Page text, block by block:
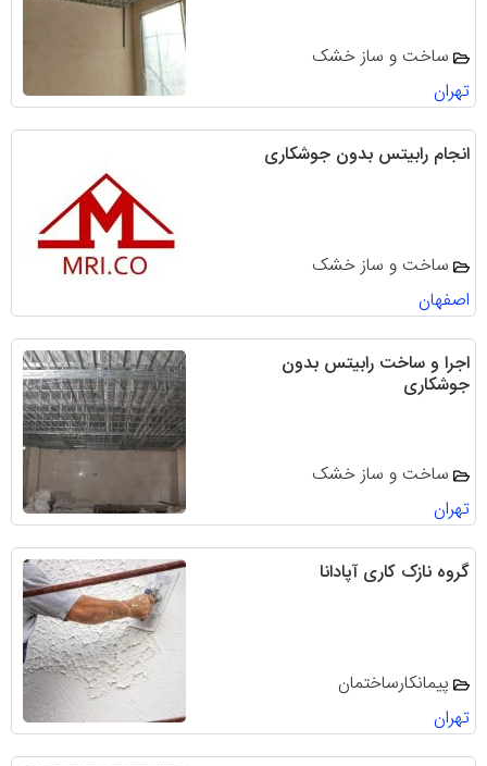
ساخت و ساز خشک
تهران
انجام رابیتس بدون جوشکاری
ساخت و ساز خشک
اصفهان
اجرا و ساخت رابیتس بدون
جوشکاری
ساخت و ساز خشک
تهران
گروه نازک کاری آپادانا
پیمانکارساختمان
تهران